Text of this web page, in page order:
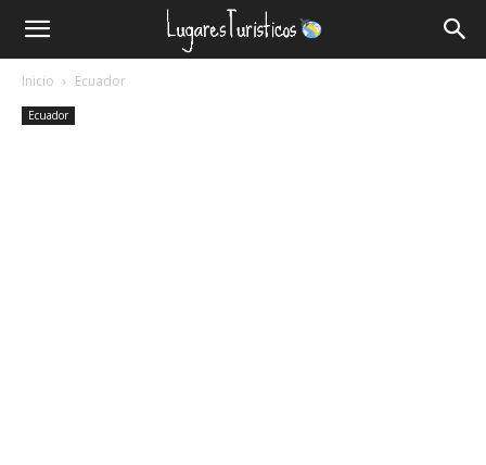
Lugares
Turísticos
Inicio Ecuador
Ecuador